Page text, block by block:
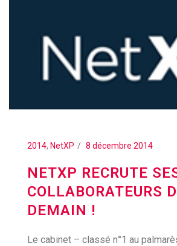
2014, NetXP 8 décembre 2014
NETXP RECRUTE
COLLABORATEURS
DEMAIN !
Le cabinet – classé n°1 au